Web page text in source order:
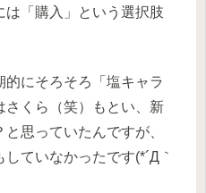
「購入」という選択肢
的にそろそろ「塩キャラ
くら（笑）もとい、新
思っていたんですが、
ていなかったです(*´Д｀